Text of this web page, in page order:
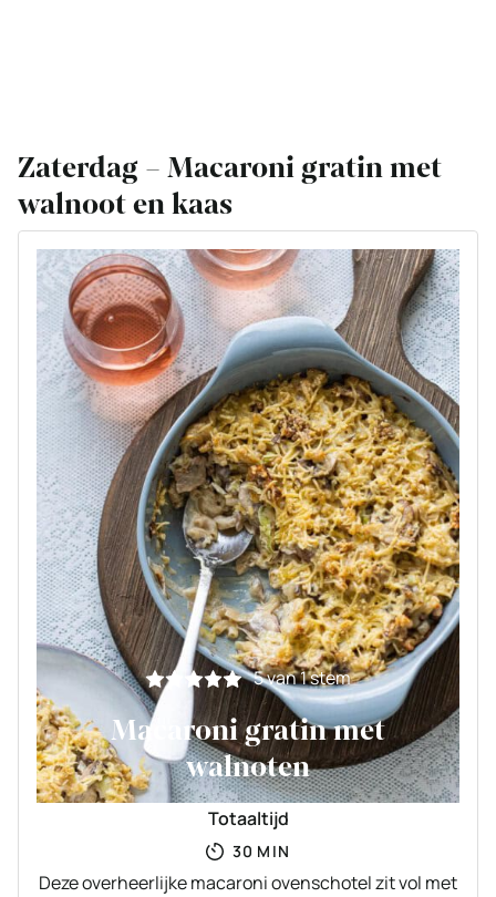
Zaterdag – Macaroni gratin met
walnoot en kaas
5van 1 stem
Macaroni gratin met
walnoten
Totaaltijd
30 MINUTEN
MIN
Deze overheerlijke macaroni ovenschotel zit vol met